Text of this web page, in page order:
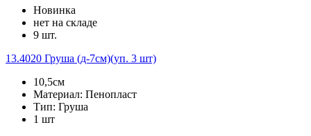
Новинка
нет на складе
9 шт.
13.4020 Груша (д-7см)(уп. 3 шт)
10,5см
Материал: Пенопласт
Тип: Груша
1 шт